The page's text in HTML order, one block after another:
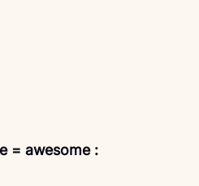
= awesome :